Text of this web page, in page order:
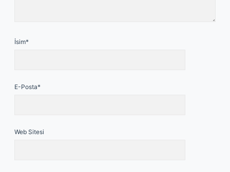
İsim*
E-Posta*
Web Sitesi